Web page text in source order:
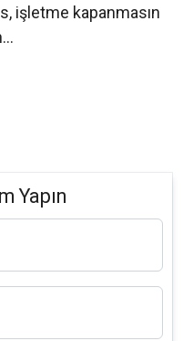
işletme kapanmasın
Yapın